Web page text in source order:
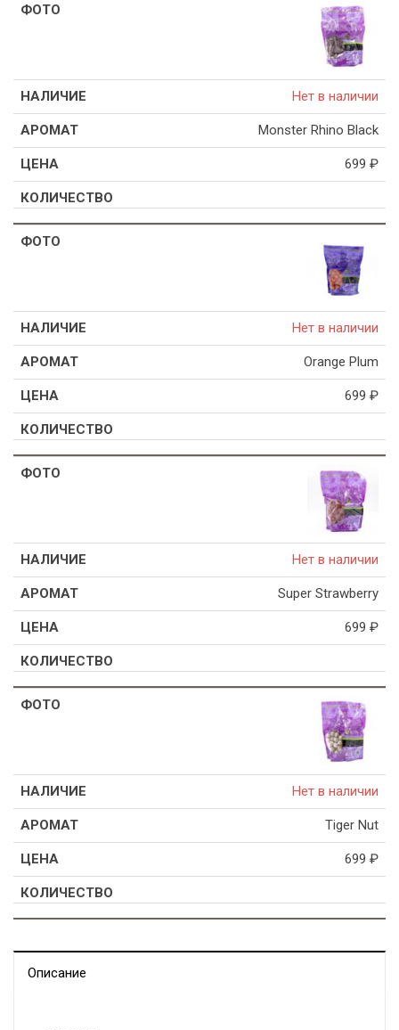
Нет в наличии
Monster Rhino Black
699 ₽
Нет в наличии
Orange Plum
699 ₽
Нет в наличии
Super Strawberry
699 ₽
Нет в наличии
Tiger Nut
699 ₽
Описание